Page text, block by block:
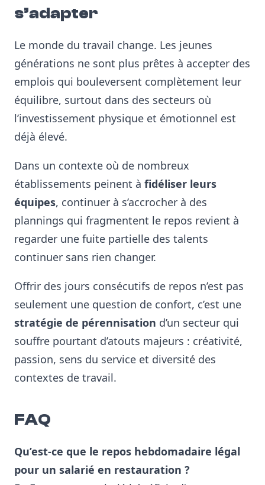
s’adapter
Le monde du travail change. Les jeunes
générations ne sont plus prêtes à accepter des
emplois qui bouleversent complètement leur
équilibre, surtout dans des secteurs où
l’investissement physique et émotionnel est
déjà élevé.
Dans un contexte où de nombreux
établissements peinent à fidéliser leurs
équipes, continuer à s’accrocher à des
plannings qui fragmentent le repos revient à
regarder une fuite partielle des talents
continuer sans rien changer.
Offrir des jours consécutifs de repos n’est pas
seulement une question de confort, c’est une
stratégie de pérennisation d’un secteur qui
souffre pourtant d’atouts majeurs : créativité,
passion, sens du service et diversité des
contextes de travail.
FAQ
Qu’est-ce que le repos hebdomadaire légal
pour un salarié en restauration ?